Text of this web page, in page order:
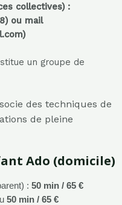
collectives) :
ou mail
un groupe de
des techniques de
de pleine
Ado (domicile)
: 50 min / 65 €
50 min / 65 €